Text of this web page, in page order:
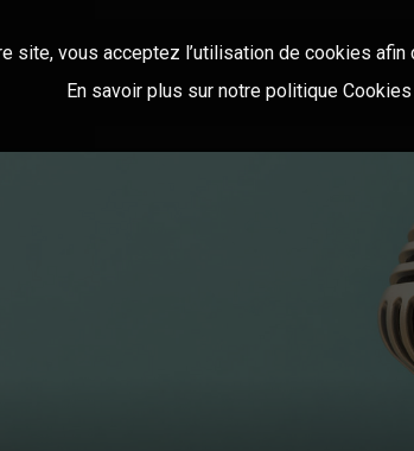
site, vous acceptez l’utilisation de cookies
En savoir plus sur notre politique Cookies